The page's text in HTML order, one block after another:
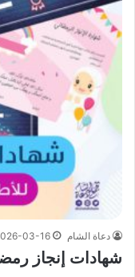
دعاة الشام 03-16
شهادات إنجاز